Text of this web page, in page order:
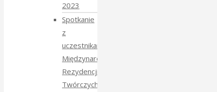
2023
Spotkanie
z
uczestnikami
Międzynarodowych
Rezydencji
Twórczych